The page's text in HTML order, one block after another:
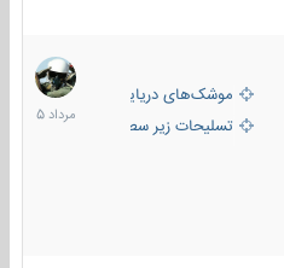
موشک‌های دریایی
تسلیحات زیر سطحی
2
مرداد
1405